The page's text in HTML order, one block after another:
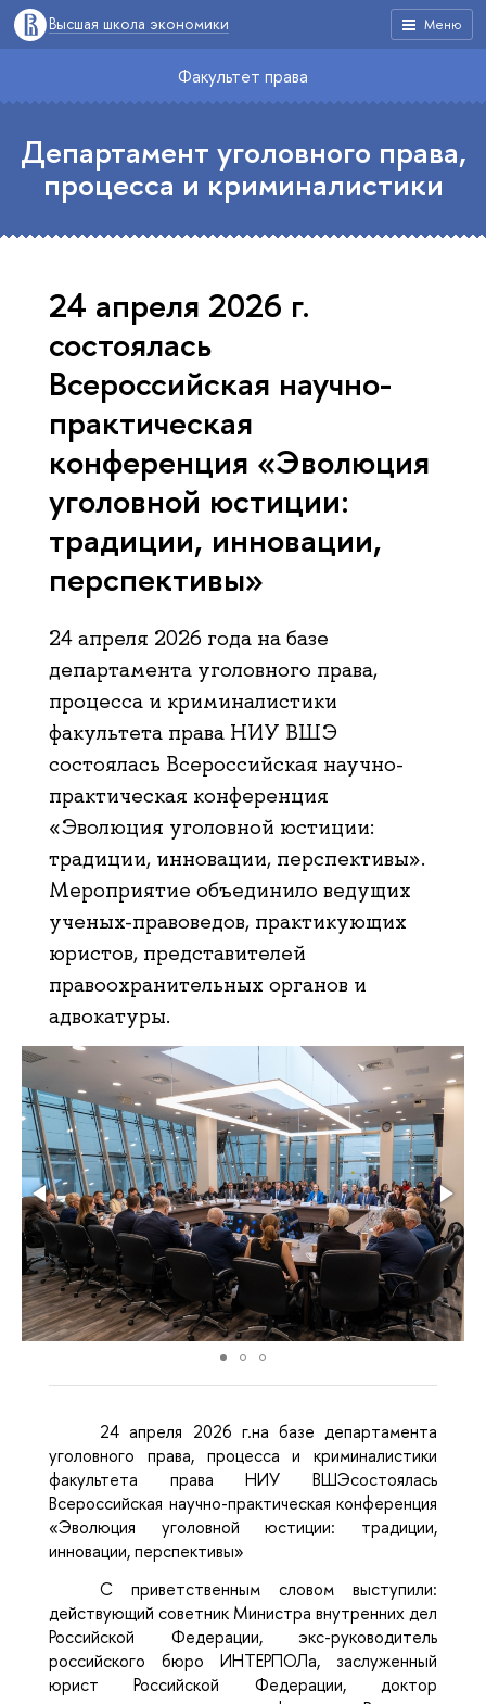
Меню
Высшая школа экономики
Факультет права
Департамент уголовного права,
процесса и криминалистики
24 апреля 2026 г.
состоялась
Всероссийская научно-
практическая
конференция «Эволюция
уголовной юстиции:
традиции, инновации,
перспективы»
24 апреля 2026 года на базе
департамента уголовного права,
процесса и криминалистики
факультета права НИУ ВШЭ
состоялась Всероссийская научно-
практическая конференция
«Эволюция уголовной юстиции:
традиции, инновации, перспективы».
Мероприятие объединило ведущих
ученых-правоведов, практикующих
юристов, представителей
правоохранительных органов и
адвокатуры.
24 апреля 2026 г.на базе департамента
уголовного права, процесса и криминалистики
факультета права НИУ ВШЭсостоялась
Всероссийская научно-практическая конференция
«Эволюция уголовной юстиции: традиции,
инновации, перспективы»
С приветственным словом выступили:
действующий советник Министра внутренних дел
Российской Федерации, экс-руководитель
российского бюро ИНТЕРПОЛа, заслуженный
юрист Российской Федерации, доктор